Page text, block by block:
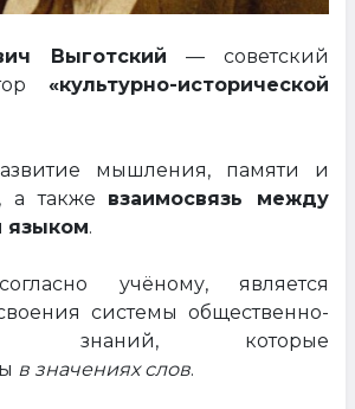
Выготский — советский
«культурно-исторической
мышления, памяти и
а также взаимосвязь между
.
учёному, является
системы общественно-
знаний, которые
в значениях слов.